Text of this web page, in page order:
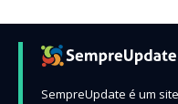
SempreUpdate é um